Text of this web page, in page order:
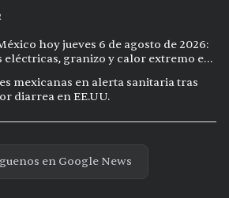
hoy jueves 6 de agosto de 2026:
eléctricas, granizo y calor extremo en
mexicanas en alerta sanitaria tras
diarrea en EE.UU.
en Google News